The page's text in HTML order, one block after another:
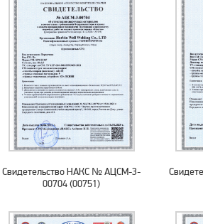
Свидетельство НАКС № АЦСМ-3-
00704 (00751)